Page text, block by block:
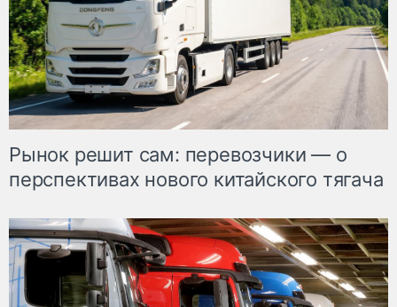
Рынок решит сам: перевозчики — о
перспективах нового китайского тягача